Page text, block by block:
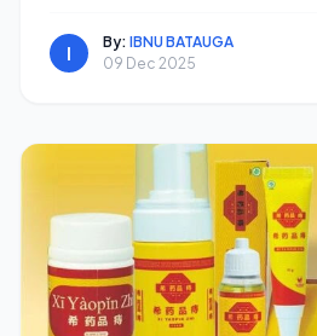
I
By: IBNU BATAUGA
09 Dec 2025